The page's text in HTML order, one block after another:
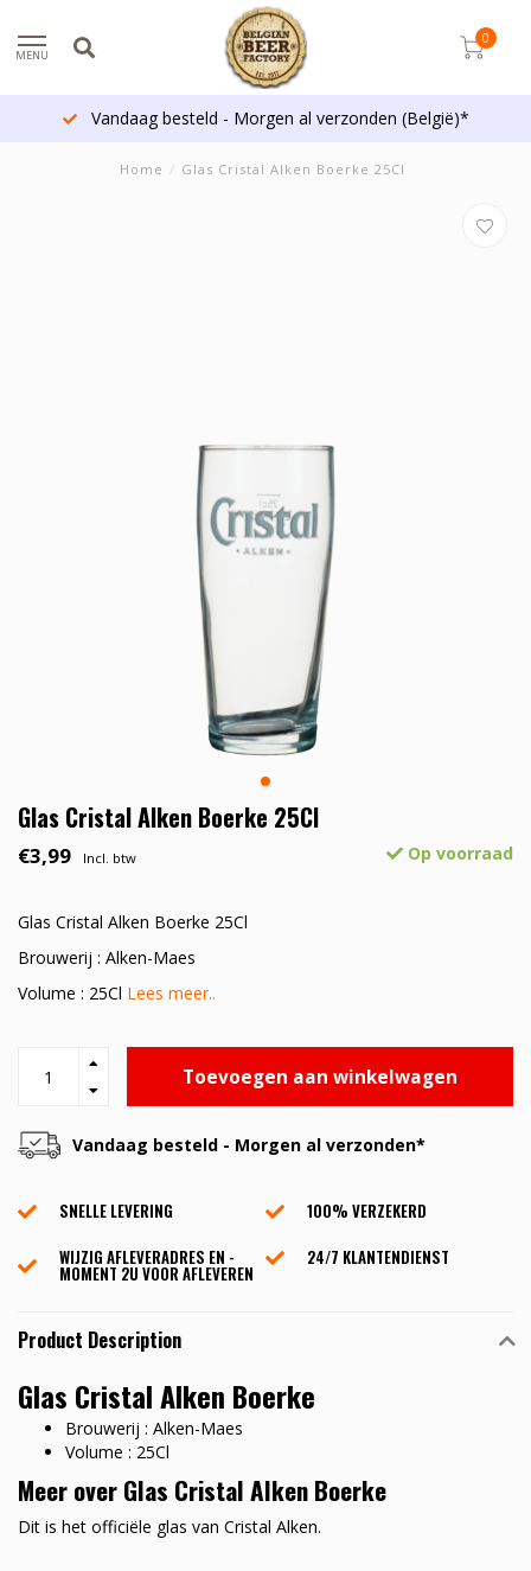
MENU
0
Vandaag besteld - Morgen al verzonden (België)*
Home / Glas Cristal Alken Boerke 25Cl
Glas Cristal Alken Boerke 25Cl
€3,99 Incl. btw Op voorraad
Glas Cristal Alken Boerke 25Cl
Brouwerij : Alken-Maes
Volume : 25Cl Lees meer..
Toevoegen aan winkelwagen
Vandaag besteld - Morgen al verzonden*
SNELLE LEVERING
100% VERZEKERD
WIJZIG AFLEVERADRES EN -
MOMENT 2U VOOR AFLEVEREN
24/7 KLANTENDIENST
Product Description
Glas Cristal Alken Boerke
Brouwerij : Alken-Maes
Volume : 25Cl
Meer over Glas Cristal Alken Boerke
Dit is het officiële glas van Cristal Alken.